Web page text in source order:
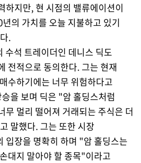
하지만, 현 시점의 밸류에이션이
의 가치를 오늘 지불하고 있기
.
수석 트레이더인 데니스 딕도
전적으로 동의한다. 그는 현재
수하기에는 너무 위험하다고
을 보며 딕은 "암 홀딩스처럼
무 멀리 떨어져 거래되는 주식은 더
말했다. 그는 또한 시장
입장을 명확히 하며 "암 홀딩스는
대지 말아야 할 종목"이라고